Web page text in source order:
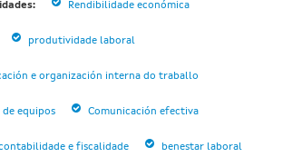
Rendibilidade económica
produtividade laboral
e organización interna do traballo
equipos Comunicación efectiva
e fiscalidade benestar laboral